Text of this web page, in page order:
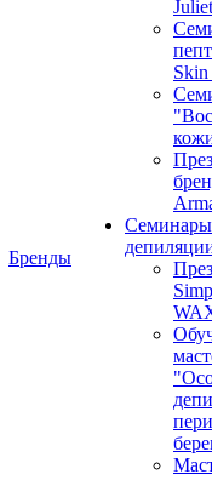
Бренды